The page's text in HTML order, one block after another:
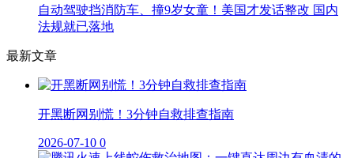
自动驾驶挡消防车、撞9岁女童！美国才发话整改 国内
法规就已落地
最新文章
开黑断网别慌！3分钟自救排查指南
2026-07-10 0